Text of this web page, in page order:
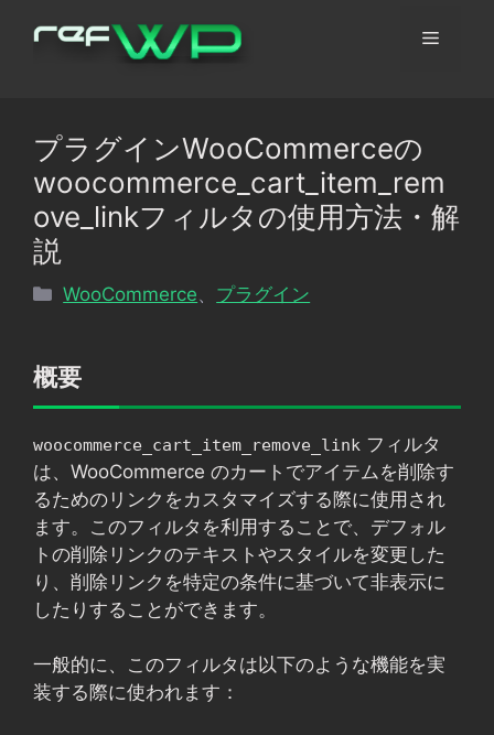
メ
ー
プラグインWooCommerceの
woocommerce_cart_item_rem
ove_linkフィルタの使用方法・解
説
カ
リ
WooCommerce プラグイン
概要
woocommerce_cart_item_remove_link フィルタ
は、WooCommerce のカートでアイテムを削除す
るためのリンクをカスタマイズする際に使用され
ます。このフィルタを利用することで、デフォル
トの削除リンクのテキストやスタイルを変更した
り、削除リンクを特定の条件に基づいて非表示に
したりすることができます。
一般的に、このフィルタは以下のような機能を実
装する際に使われます：